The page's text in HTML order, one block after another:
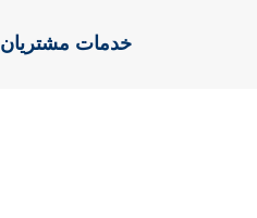
خدمات مشتریان